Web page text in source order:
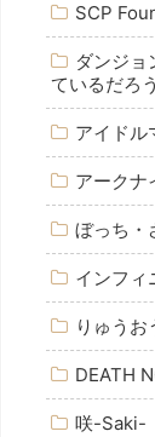
SCP
ダンジョ
ているだろ
アイドル
アークナ
ぼっち・
インフィ
りゅうお
DEATH
咲-Saki-